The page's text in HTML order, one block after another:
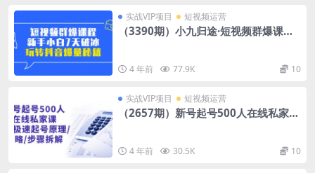
实战VIP项目 短视频运营
（3390期）小九归途·短视频群爆课
4 年前 77.9K 10
实战VIP项目 短视频运营
（2657期）新号起号500人在线私家
4 年前 30.5K 10